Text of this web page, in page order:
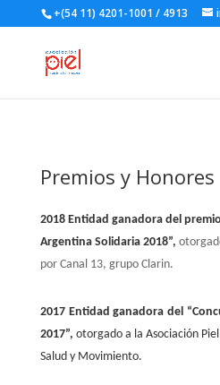
+(54 11) 4201-1001 / 4913
Premios y Honores
2018 Entidad ganadora del
Argentina Solidaria 2018”,
por Canal 13, grupo Clarin.
2017 Entidad ganadora del
2017”, otorgado a la Asociación
Salud y Movimiento.